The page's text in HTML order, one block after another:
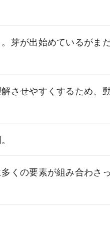
芽が出始めているがま
させやすくするため、
くの要素が組み合わさっ